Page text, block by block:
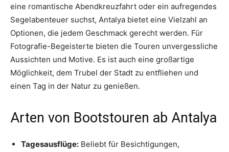
eine romantische Abendkreuzfahrt oder ein aufregendes
Segelabenteuer suchst, Antalya bietet eine Vielzahl an
Optionen, die jedem Geschmack gerecht werden. Für
Fotografie-Begeisterte bieten die Touren unvergessliche
Aussichten und Motive. Es ist auch eine großartige
Möglichkeit, dem Trubel der Stadt zu entfliehen und
einen Tag in der Natur zu genießen.
Arten von Bootstouren ab Antalya
Tagesausflüge: Beliebt für Besichtigungen,